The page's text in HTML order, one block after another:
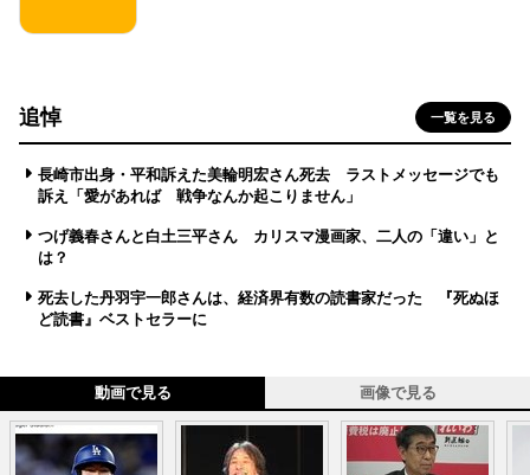
追悼 一覧を見る
長崎市出身・平和訴えた美輪明宏さん死去 ラストメッセージでも
訴え「愛があれば 戦争なんか起こりません」
つげ義春さんと白土三平さん カリスマ漫画家、二人の「違い」と
は？
死去した丹羽宇一郎さんは、経済界有数の読書家だった 『死ぬほ
ど読書』ベストセラーに
動画で見る 画像で見る